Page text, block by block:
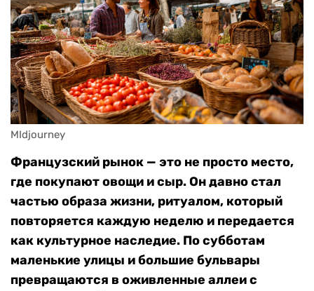
MIdjourney
Французский рынок — это не просто место,
где покупают овощи и сыр. Он давно стал
частью образа жизни, ритуалом, который
повторяется каждую неделю и передается
как культурное наследие. По субботам
маленькие улицы и большие бульвары
превращаются в оживленные аллеи с